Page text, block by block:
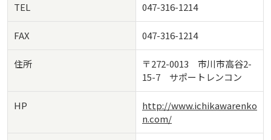
TEL 047-316-1214
FAX 047-316-1214
住所
〒272-0013 市川市高谷2-
15-7 サポートレンコン
HP
http://www.ichikawarenko
n.com/